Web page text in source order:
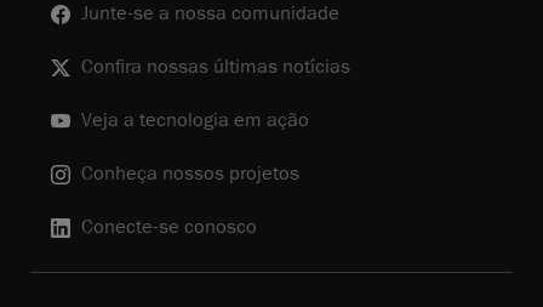
Junte-se a nossa comunidade
Confira nossas últimas notícias
Veja a tecnologia em ação
Conheça nossos projetos
Conecte-se conosco